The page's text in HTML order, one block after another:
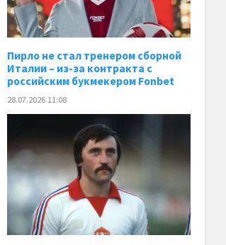
Пирло не стал тренером сборной
Италии – из-за контракта с
российским букмекером Fonbet
28.07.2026 11:08